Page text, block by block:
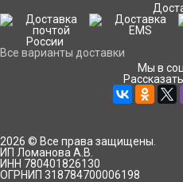
Все варианты доставки
Мы в
2026 © Все права защищены.
ИП Ломанова А.В.
ИНН 780401826130
ОГРНИП 318784700006198